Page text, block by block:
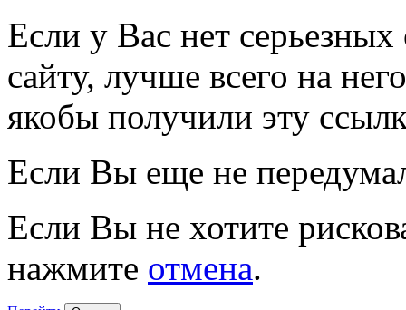
Если у Вас нет
сайту, лучше всего на
якобы получили эту
Если Вы еще не
Если Вы не хотите
нажмите отмена.